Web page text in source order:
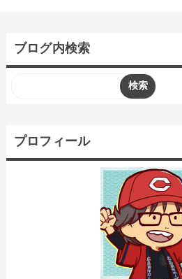
ブログ内検索
プロフィール